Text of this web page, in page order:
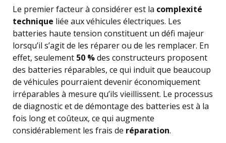
Le premier facteur à considérer est la complexité
technique liée aux véhicules électriques. Les
batteries haute tension constituent un défi majeur
lorsqu’il s’agit de les réparer ou de les remplacer. En
effet, seulement 50 %des constructeurs proposent
des batteries réparables, ce qui induit que beaucoup
de véhicules pourraient devenir économiquement
irréparables à mesure qu’ils vieillissent. Le processus
de diagnostic et de démontage des batteries est à la
fois long et coûteux, ce qui augmente
considérablement les frais de réparation.